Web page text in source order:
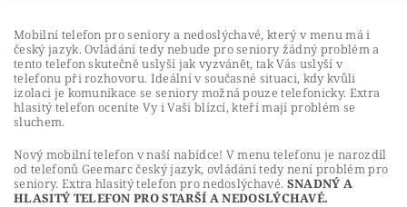
Mobilní telefon pro seniory a nedoslýchavé, který v menu má i
český jazyk. Ovládání tedy nebude pro seniory žádný problém a
tento telefon skutečně uslyší jak vyzvánět, tak Vás uslyší v
telefonu při rozhovoru. Ideální v současné situaci, kdy kvůli
izolaci je komunikace se seniory možná pouze telefonicky. Extra
hlasitý telefon oceníte Vy i Vaši blízcí, kteří mají problém se
sluchem.
Nový mobilní telefon v naší nabídce! V menu telefonu je narozdíl
od telefonů Geemarc český jazyk, ovládání tedy není problém pro
seniory. Extra hlasitý telefon pro nedoslýchavé. SNADNÝ A
HLASITÝ TELEFON PRO STARŠÍ A NEDOSLÝCHAVÉ.